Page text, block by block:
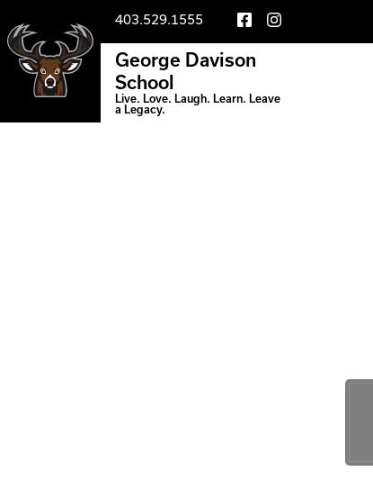
403.529.1555
George Davison
School
Live. Love. Laugh. Learn. Leave
a Legacy.